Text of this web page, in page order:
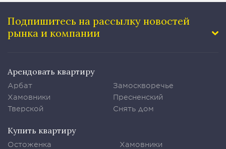
Подпишитесь на рассылку новостей
рынка и компании
Арендовать квартиру
Арбат
Хамовники
Тверской
Замоскворечье
Пресненский
Снять дом
Купить квартиру
Остоженка
Хамовники